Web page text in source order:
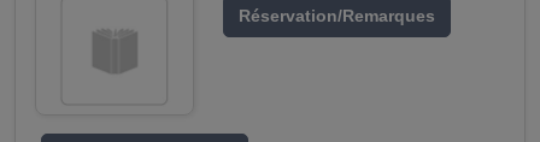
Réservation/Remarques